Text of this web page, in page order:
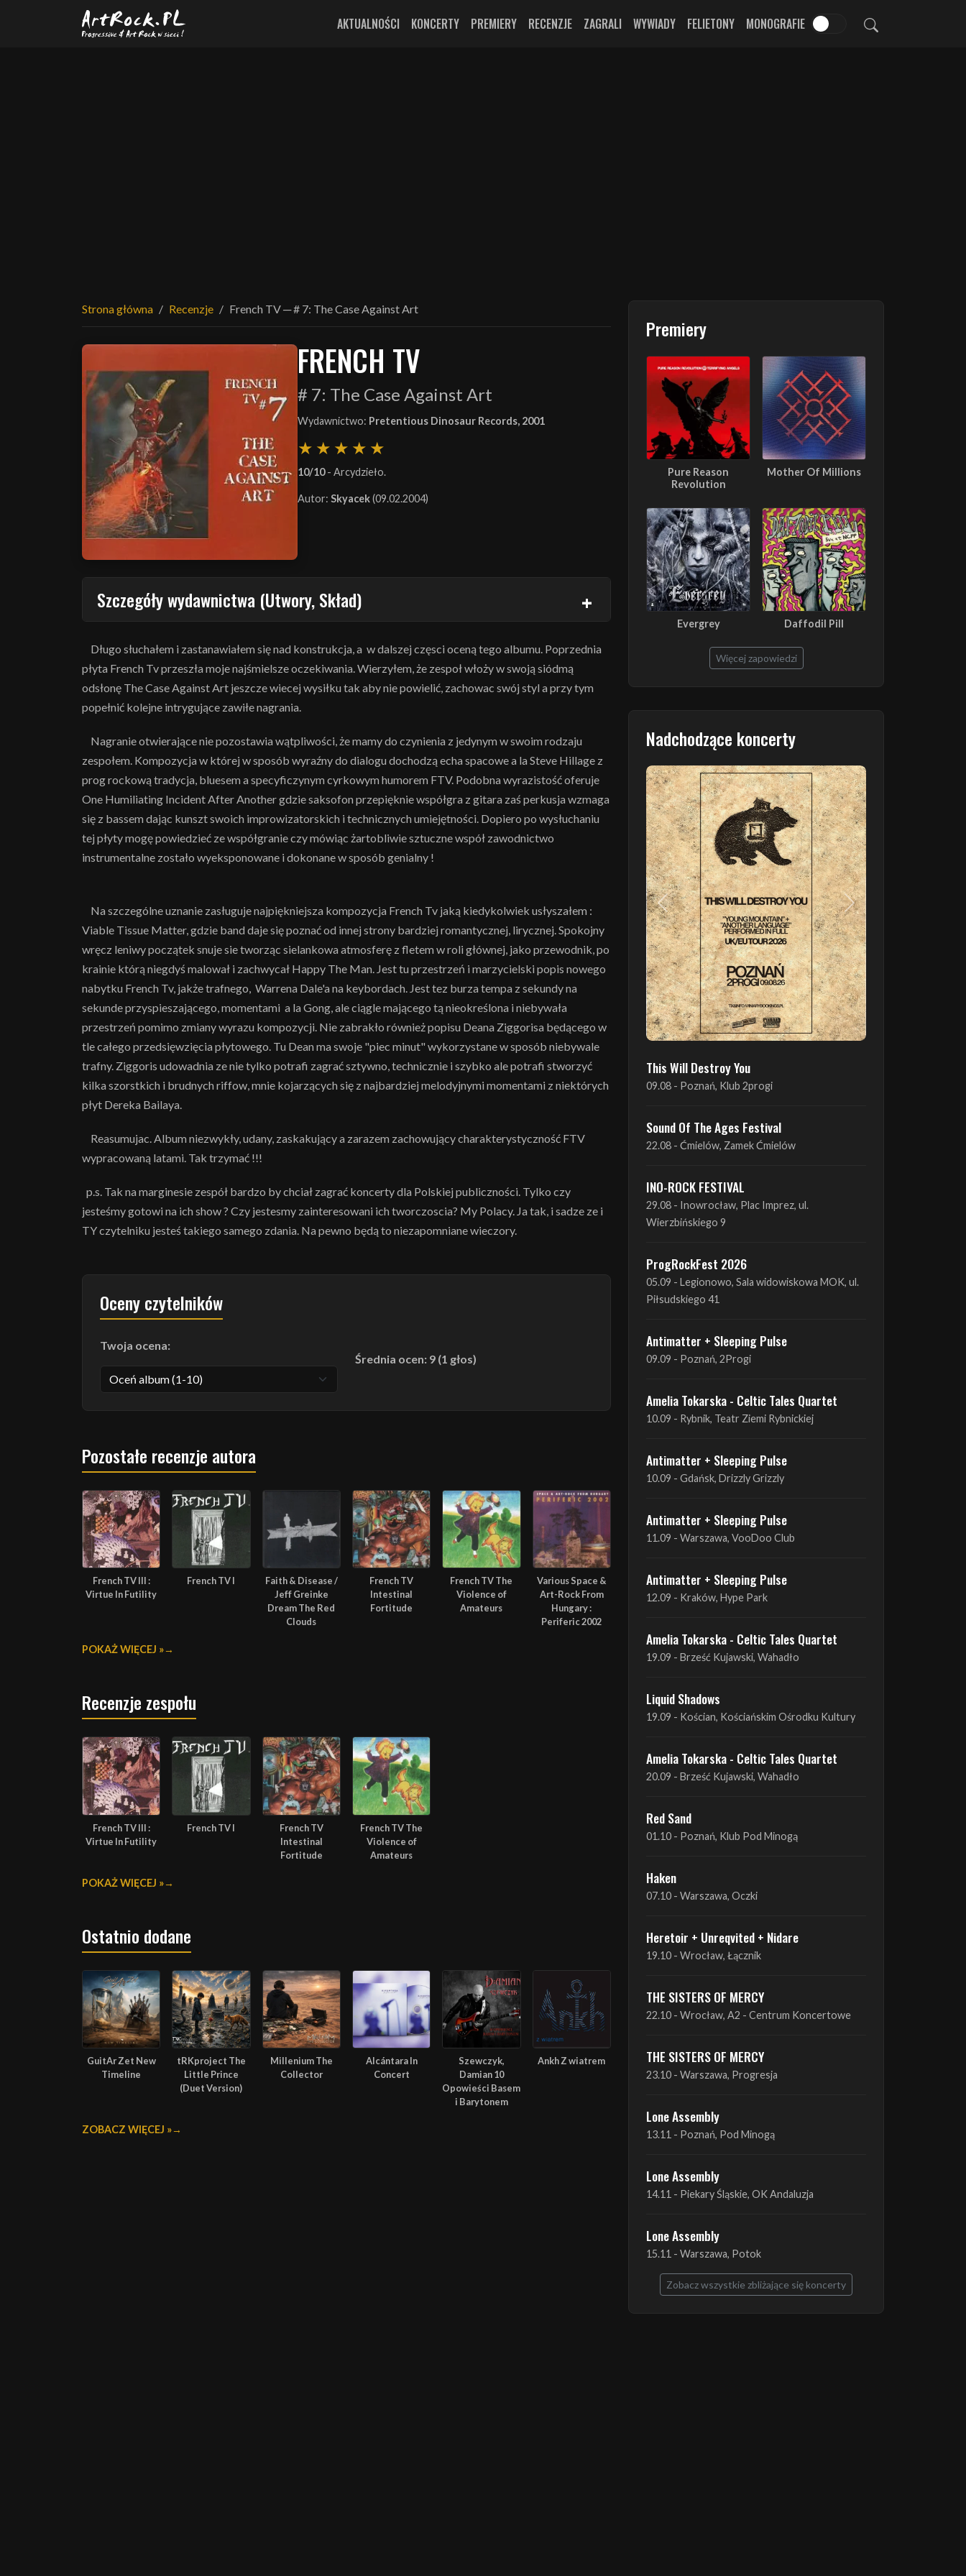
Przejdź do treści głównej
AKTUALNOŚCI KONCERTY PREMIERY RECENZJE ZAGRALI WYWIADY FELIETONY MONOGRAFIE
Strona główna Recenzje French TV ─ # 7: The Case Against Art
FRENCH TV
# 7: The Case Against Art
Wydawnictwo: Pretentious Dinosaur Records, 2001
10/10- Arcydzieło.
Autor: Skyacek(09.02.2004)
Szczegóły wydawnictwa (Utwory, Skład)
Długo słuchałem i zastanawiałem się nad konstrukcja, a w dalszej częsci oceną tego albumu. Poprzednia
płyta French Tv przeszła moje najśmielsze oczekiwania. Wierzyłem, że zespoł włoży w swoją siódmą
odsłonę The Case Against Art jeszcze wiecej wysiłku tak aby nie powielić, zachowac swój styl a przy tym
popełnić kolejne intrygujące zawiłe nagrania.
Nagranie otwierające nie pozostawia wątpliwości, że mamy do czynienia z jedynym w swoim rodzaju
zespołem. Kompozycja w której w sposób wyraźny do dialogu dochodzą echa spacowe a la Steve Hillage z
prog rockową tradycja, bluesem a specyficzynym cyrkowym humorem FTV. Podobna wyrazistość oferuje
One Humiliating Incident After Another gdzie saksofon przepięknie współgra z gitara zaś perkusja wzmaga
się z bassem dając kunszt swoich improwizatorskich i technicznych umiejętności. Dopiero po wysłuchaniu
tej płyty mogę powiedzieć ze współgranie czy mówiąc żartobliwie sztuczne współ zawodnictwo
instrumentalne zostało wyeksponowane i dokonane w sposób genialny !
Na szczególne uznanie zasługuje najpiękniejsza kompozycja French Tv jaką kiedykolwiek usłyszałem :
Viable Tissue Matter, gdzie band daje się poznać od innej strony bardziej romantycznej, lirycznej. Spokojny
wręcz leniwy początek snuje sie tworząc sielankowa atmosferę z fletem w roli głównej, jako przewodnik, po
krainie którą niegdyś malował i zachwycał Happy The Man. Jest tu przestrzeń i marzycielski popis nowego
nabytku French Tv, jakże trafnego, Warrena Dale'a na keybordach. Jest tez burza tempa z sekundy na
sekunde przyspieszającego, momentami a la Gong, ale ciągle mającego tą nieokreślona i niebywała
przestrzeń pomimo zmiany wyrazu kompozycji. Nie zabrakło również popisu Deana Ziggorisa będącego w
tle całego przedsięwzięcia płytowego. Tu Dean ma swoje "piec minut" wykorzystane w sposób niebywale
trafny. Ziggoris udowadnia ze nie tylko potrafi zagrać sztywno, technicznie i szybko ale potrafi stworzyć
kilka szorstkich i brudnych riffow, mnie kojarzących się z najbardziej melodyjnymi momentami z niektórych
płyt Dereka Bailaya.
Reasumujac. Album niezwykły, udany, zaskakujący a zarazem zachowujący charakterystyczność FTV
wypracowaną latami. Tak trzymać !!!
p.s. Tak na marginesie zespół bardzo by chciał zagrać koncerty dla Polskiej publiczności. Tylko czy
jesteśmy gotowi na ich show ? Czy jestesmy zainteresowani ich tworczoscia? My Polacy. Ja tak, i sadze ze i
TY czytelniku jesteś takiego samego zdania. Na pewno będą to niezapomniane wieczory.
Oceny czytelników
Twoja ocena:
Średnia ocen: 9 (1 głos)
Pozostałe recenzje autora
French TV III :
Virtue In Futility
French TV I
Faith & Disease /
Jeff Greinke
Dream The Red
Clouds
French TV
Intestinal
Fortitude
French TV The
Violence of
Amateurs
Various Space &
Art-Rock From
Hungary :
Periferic 2002
POKAŻ WIĘCEJ »
Recenzje zespołu
French TV III :
Virtue In Futility
French TV I
French TV
Intestinal
Fortitude
French TV The
Violence of
Amateurs
POKAŻ WIĘCEJ »
Ostatnio dodane
GuitAr Zet New
Timeline
tRKproject The
Little Prince
(Duet Version)
Millenium The
Collector
Alcántara In
Concert
Szewczyk,
Damian 10
Opowieści Basem
i Barytonem
Ankh Z wiatrem
ZOBACZ WIĘCEJ »
Premiery
Pure Reason
Revolution
Mother Of Millions
Evergrey Daffodil Pill
Więcej zapowiedzi
Nadchodzące koncerty
Poprzedni Następny
This Will Destroy You
09.08 - Poznań, Klub 2progi
Sound Of The Ages Festival
22.08 - Ćmielów, Zamek Ćmielów
INO-ROCK FESTIVAL
29.08 - Inowrocław, Plac Imprez, ul.
ProgRockFest 2026
05.09 - Legionowo, Sala widowiskowa MOK, ul.
Antimatter + Sleeping Pulse
09.09 - Poznań, 2Progi
Amelia Tokarska - Celtic Tales Quartet
10.09 - Rybnik, Teatr Ziemi Rybnickiej
Antimatter + Sleeping Pulse
10.09 - Gdańsk, Drizzly Grizzly
Antimatter + Sleeping Pulse
11.09 - Warszawa, VooDoo Club
Antimatter + Sleeping Pulse
12.09 - Kraków, Hype Park
Amelia Tokarska - Celtic Tales Quartet
19.09 - Brześć Kujawski, Wahadło
Liquid Shadows
19.09 - Kościan, Kościańskim Ośrodku Kultury
Amelia Tokarska - Celtic Tales Quartet
20.09 - Brześć Kujawski, Wahadło
Red Sand
01.10 - Poznań, Klub Pod Minogą
Haken
07.10 - Warszawa, Oczki
Heretoir + Unreqvited + Nidare
19.10 - Wrocław, Łącznik
THE SISTERS OF MERCY
22.10 - Wrocław, A2 - Centrum Koncertowe
THE SISTERS OF MERCY
23.10 - Warszawa, Progresja
Lone Assembly
13.11 - Poznań, Pod Minogą
Lone Assembly
14.11 - Piekary Śląskie, OK Andaluzja
Lone Assembly
15.11 - Warszawa, Potok
Zobacz wszystkie zbliżające się koncerty